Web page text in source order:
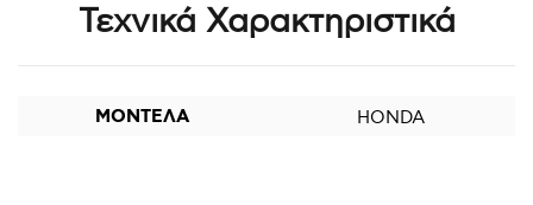
Τεχνικά Χαρακτηριστικά
ΜΟΝΤΕΛΑ HONDA